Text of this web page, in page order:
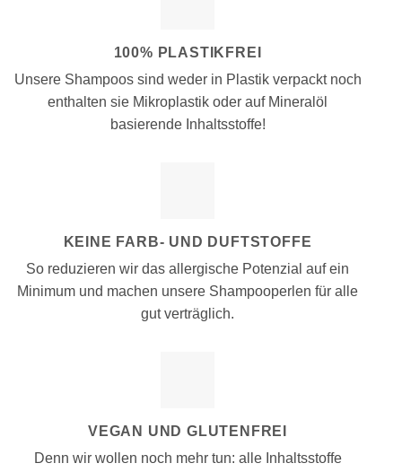
100% PLASTIKFREI
Unsere Shampoos sind weder in Plastik verpackt noch
enthalten sie Mikroplastik oder auf Mineralöl
basierende Inhaltsstoffe!
KEINE FARB- UND DUFTSTOFFE
So reduzieren wir das allergische Potenzial auf ein
Minimum und machen unsere Shampooperlen für alle
gut verträglich.
VEGAN UND GLUTENFREI
Denn wir wollen noch mehr tun: alle Inhaltsstoffe